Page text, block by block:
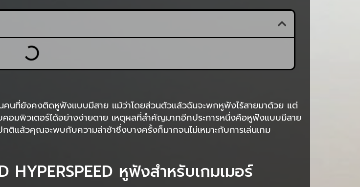
นคนที่ยังคงติดหูฟังแบบมีสาย แม้ว่าโดยส่วนตัวแล้วฉันจะพกหูฟังไร้สายมาด้วย แต่
อมพิวเตอร์ได้อย่างง่ายดาย เหตุผลที่สำคัญมากอีกประการหนึ่งคือหูฟังแบบมีสาย
กติแล้วคุณจะพบกับความล่าช้าซึ่งบางครั้งก็มากจนไม่เหมาะกับการเล่นเกม
HYPERSPEED หูฟังสำหรับเกมเมอร์